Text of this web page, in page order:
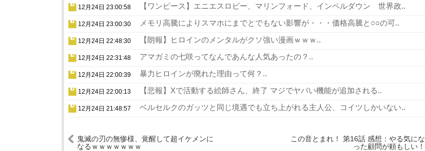
12月24日 23:00:58 【ワンピース】エニエスロビー、マリンフォード、インペルダウン 世界政..
12月24日 23:00:30 メモリ高騰によりスマホにまでとでもない影響が・・・価格高騰と○○の可..
12月24日 22:48:30 【朗報】ヒロインのメンタルがクソ強い漫画ｗｗｗ..
12月24日 22:31:48 アマガミの七咲ってなんであんな人気あったの？..
12月24日 22:00:39 暴力ヒロインが廃れた理由って何？..
12月24日 22:00:13 【悲報】Xで活動する絵師さん、終了 マジでヤバい機能が追加される..
12月24日 21:48:57 ベルセルクのガッツと同じ境遇でも立ち上がれる主人公、コイツしかいない..
鬼滅の刃の無惨様、覚醒して超イケメンに
なるｗｗｗｗｗｗｗ
この音とまれ！ 第16話 感想：やる気にな
った顧問が頼もしい！